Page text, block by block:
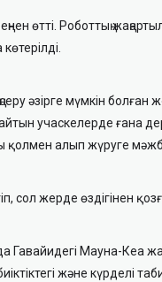
өтті. Роботтың
әзірге мүмкін болған
учаскелерде ғана
қолмен алып жүруге
сол жерде өздігінен
Мауна-Кеа
және күрделі